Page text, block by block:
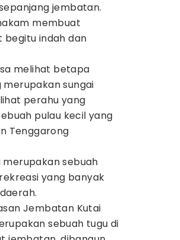
jembatan.
membuat
indah dan
melihat betapa
sungai
perahu yang
pulau kecil yang
Tenggarong
merupakan sebuah
yang banyak
Jembatan Kutai
sebuah tugu di